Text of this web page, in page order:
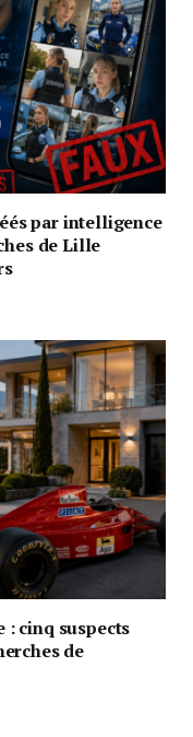
par intelligence
de Lille
: cinq suspects
de